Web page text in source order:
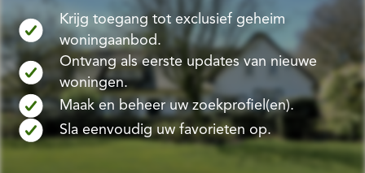
Krijg toegang tot exclusief geheim
woningaanbod.
Ontvang als eerste updates van nieuwe
woningen.
Maak en beheer uw zoekprofiel(en).
Sla eenvoudig uw favorieten op.